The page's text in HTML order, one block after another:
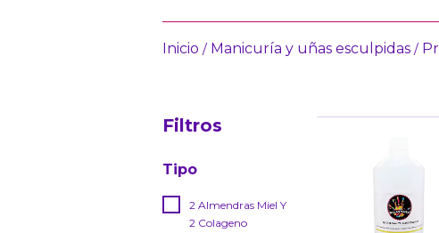
Inicio / Manicuría y uñas esculpidas /
Filtros
Tipo
2 Almendras Miel Y
2 Colageno